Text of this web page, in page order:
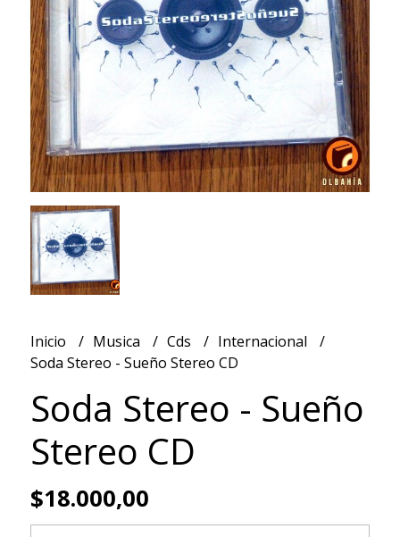
Inicio Musica Cds
Internacional
Soda Stereo - Sueño Stereo CD
Soda Stereo - Sueño
Stereo CD
$18.000,00